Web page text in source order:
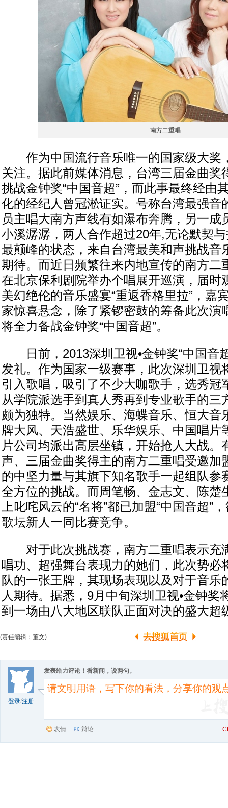
南方二重唱
作为中国流行音乐唯一的国家级大奖
关注。据此前媒体消息，台湾三届金曲奖
挑战金钟奖“中国音超”，而此事最终经由
化的经纪人曾冠淞证实。号称台湾最强音
员主唱大南方声线有如瀑布奔腾，另一成
小溪潺潺，两人合作超过20年,无论默契
最颠峰的状态，来自台湾最美和声挑战音
期待。而近日频繁往来内地宣传的南方二
在北京保利剧院举办个唱展开巡演，届时
美幻绝伦的音乐盛宴“重返香格里拉”，嘉
家惊喜悬念，除了紧锣密鼓的筹备此次演
将全力备战金钟奖“中国音超”。
日前，2013深圳卫视•金钟奖“中国音
发礼。作为国家一级赛事，此次深圳卫视
引入歌唱，吸引了不少大咖歌手，选秀冠
从学院派选手到真人秀再到专业歌手的三
颇为独特。当然娱乐、海蝶音乐、恒大音
牌大风、天浩盛世、乐华娱乐、中国唱片
片公司均派出高层坐镇，开始抢人大战。
声、三届金曲奖得主的南方二重唱受邀加
的中坚力量与其旗下知名歌手一起组队参
全方位的挑战。而周笔畅、金志文、陈楚
上叱咤风云的“名将”都已加盟“中国音超”
歌坛新人一同比赛竞争。
对于此次挑战赛，南方二重唱表示充
唱功、超强舞台表现力的她们，此次势必
队的一张王牌，其现场表现以及对于音乐
人期待。据悉，9月中旬深圳卫视•金钟奖
到一场由八大地区联队正面对决的盛大超
(责任编辑：董文)
登录/注册
发表给力评论！看新闻，说两句。
表情 辩论